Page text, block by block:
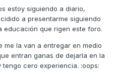
estoy siguiendo a diario,
a presentarme siguiendo
educación que rigen este foro.
me la van a entregar en medio
entran ganas de dejarla en la
tengo cero experiencia. :oops: